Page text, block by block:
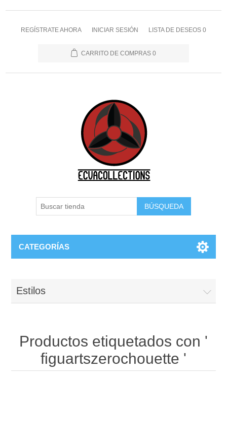
REGÍSTRATE AHORA INICIAR SESIÓN LISTA DE DESEOS 0
CARRITO DE COMPRAS 0
BÚSQUEDA
CATEGORÍAS
Estilos
Productos etiquetados con '
figuartszerochouette '